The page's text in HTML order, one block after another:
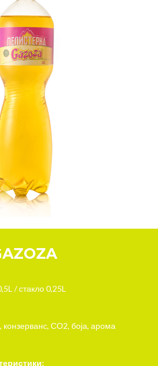
/ стакло 0,25L
конзерванс, СО2, боја, арома